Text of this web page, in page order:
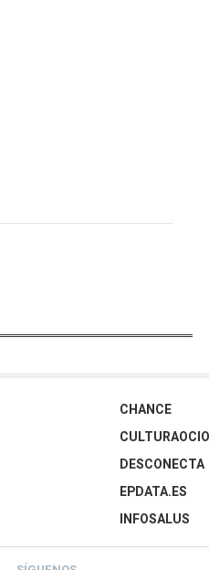
CHANCE
CULTURAOCIO
DESCONECTA
EPDATA.ES
INFOSALUS